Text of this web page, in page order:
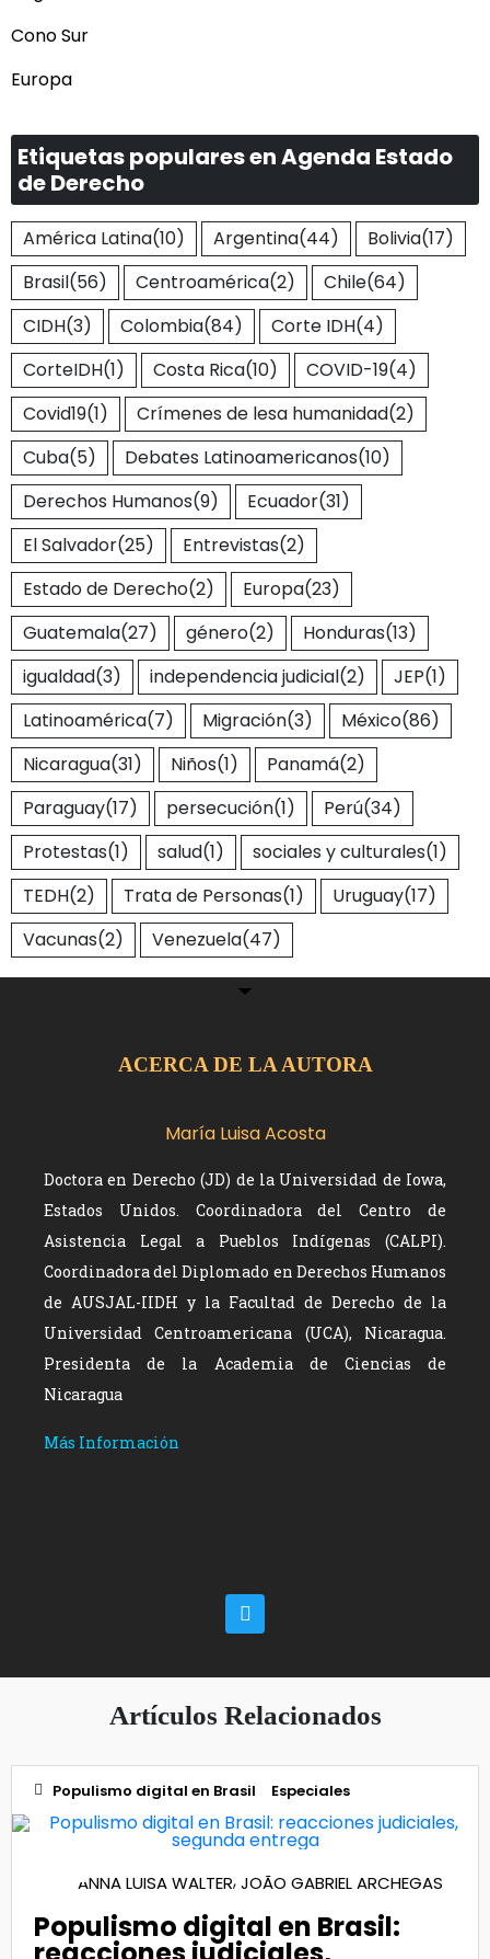
Cono Sur
Europa
Etiquetas populares en Agenda Estado
de Derecho
América Latina(10) Argentina(44) Bolivia(17)
Brasil(56) Centroamérica(2) Chile(64)
CIDH(3) Colombia(84) Corte IDH(4)
CorteIDH(1) Costa Rica(10) COVID-19(4)
Covid19(1) Crímenes de lesa humanidad(2)
Cuba(5) Debates Latinoamericanos(10)
Derechos Humanos(9) Ecuador(31)
El Salvador(25) Entrevistas(2)
Estado de Derecho(2) Europa(23)
Guatemala(27) género(2) Honduras(13)
igualdad(3) independencia judicial(2) JEP(1)
Latinoamérica(7) Migración(3) México(86)
Nicaragua(31) Niños(1) Panamá(2)
Paraguay(17) persecución(1) Perú(34)
Protestas(1) salud(1) sociales y culturales(1)
TEDH(2) Trata de Personas(1) Uruguay(17)
Vacunas(2) Venezuela(47)
ACERCA DE LA AUTORA
María Luisa Acosta
Doctora en Derecho (JD) de la Universidad de Iowa,
Estados Unidos. Coordinadora del Centro de
Asistencia Legal a Pueblos Indígenas (CALPI).
Coordinadora del Diplomado en Derechos Humanos
de AUSJAL-IIDH y la Facultad de Derecho de la
Universidad Centroamericana (UCA), Nicaragua.
Presidenta de la Academia de Ciencias de
Nicaragua
Más Información
Artículos Relacionados
Populismo digital en Brasil Especiales
21
ANNA LUISA WALTER,JOÃO GABRIEL ARCHEGAS
Populismo digital en Brasil: